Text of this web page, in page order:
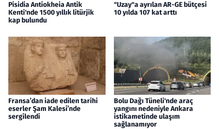
Pisidia Antiokheia Antik
Kenti'nde 1500 yıllık litürjik
kap bulundu
"Uzay"a ayrılan AR-GE bütçesi
10 yılda 107 kat arttı
Fransa’dan iade edilen tarihi
eserler Şam Kalesi’nde
sergilendi
Bolu Dağı Tüneli'nde araç
yangını nedeniyle Ankara
istikametinde ulaşım
sağlanamıyor